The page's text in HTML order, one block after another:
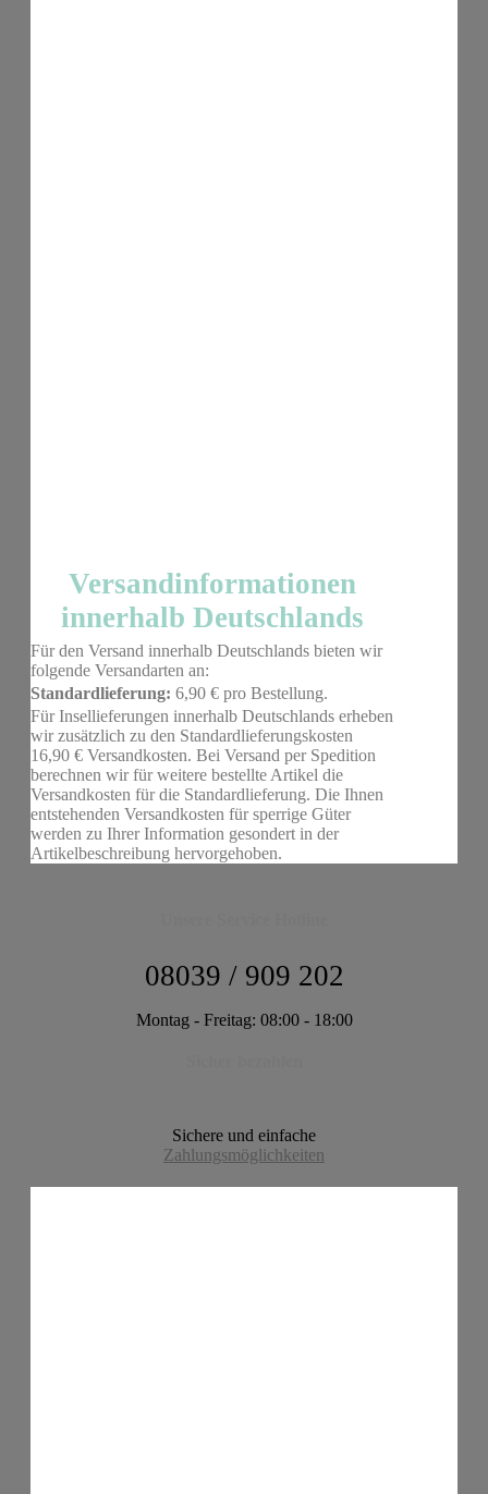
Versandinformationen
innerhalb Deutschlands
Für den Versand innerhalb Deutschlands bieten wir
folgende Versandarten an:
Standardlieferung: 6,90 € pro Bestellung.
Für Insellieferungen innerhalb Deutschlands erheben
wir zusätzlich zu den Standardlieferungskosten
16,90 € Versandkosten. Bei Versand per Spedition
berechnen wir für weitere bestellte Artikel die
Versandkosten für die Standardlieferung. Die Ihnen
entstehenden Versandkosten für sperrige Güter
werden zu Ihrer Information gesondert in der
Artikelbeschreibung hervorgehoben.
08039 / 909 202
Montag - Freitag: 08:00 - 18:00
Sichere und einfache
Zahlungsmöglichkeiten